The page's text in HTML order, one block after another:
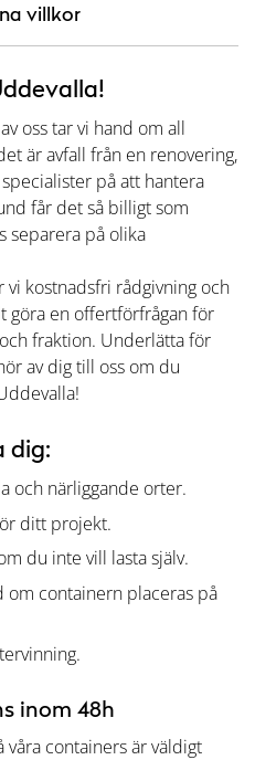
villkor
oss tar vi hand om all
är avfall från en renovering,
på att hantera
får det så billigt som
separera på olika
kostnadsfri rådgivning och
göra en offertförfrågan för
fraktion. Underlätta för
av dig till oss om du
dig:
och närliggande orter.
ditt projekt.
du inte vill lasta själv.
om containern placeras på
inom 48h
containers är väldigt